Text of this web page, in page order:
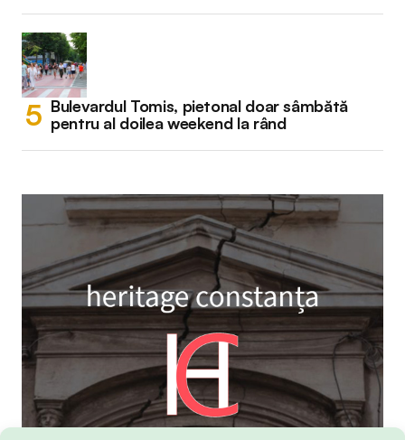
Bulevardul Tomis, pietonal doar sâmbătă
pentru al doilea weekend la rând